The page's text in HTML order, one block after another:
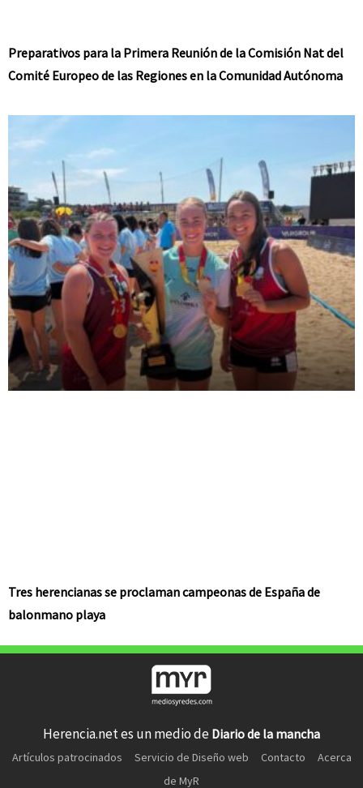
Preparativos para la Primera Reunión de la Comisión Nat del
Comité Europeo de las Regiones en la Comunidad Autónoma
Tres herencianas se proclaman campeonas de España de
balonmano playa
Herencia.net es un medio de Diario de la mancha
Artículos patrocinados Servicio de Diseño web Contacto
Acerca
de MyR